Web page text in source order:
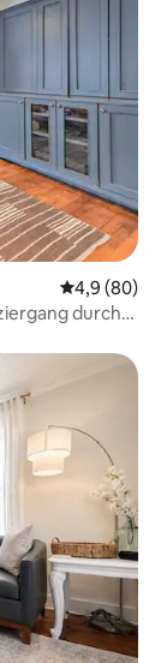
4,9 (80)
durch